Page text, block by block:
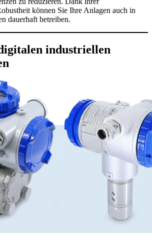
können Sie Ihre Anlagen auch in
dauerhaft betreiben.
industriellen